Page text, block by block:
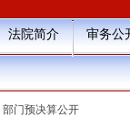
法院简介 审务公
部门预决算公开